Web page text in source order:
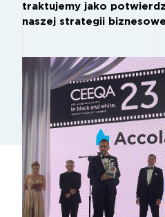
traktujemy jako
naszej strategii